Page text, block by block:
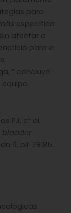
para
específica
afectar a
para el
” concluye
equipo
PJ, et al.
bladder
9. pii: 78185.